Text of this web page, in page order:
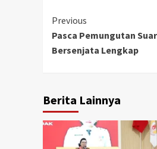
Continue
Reading
Previous
Pasca Pemungutan
Bersenjata Lengkap
Berita Lainnya